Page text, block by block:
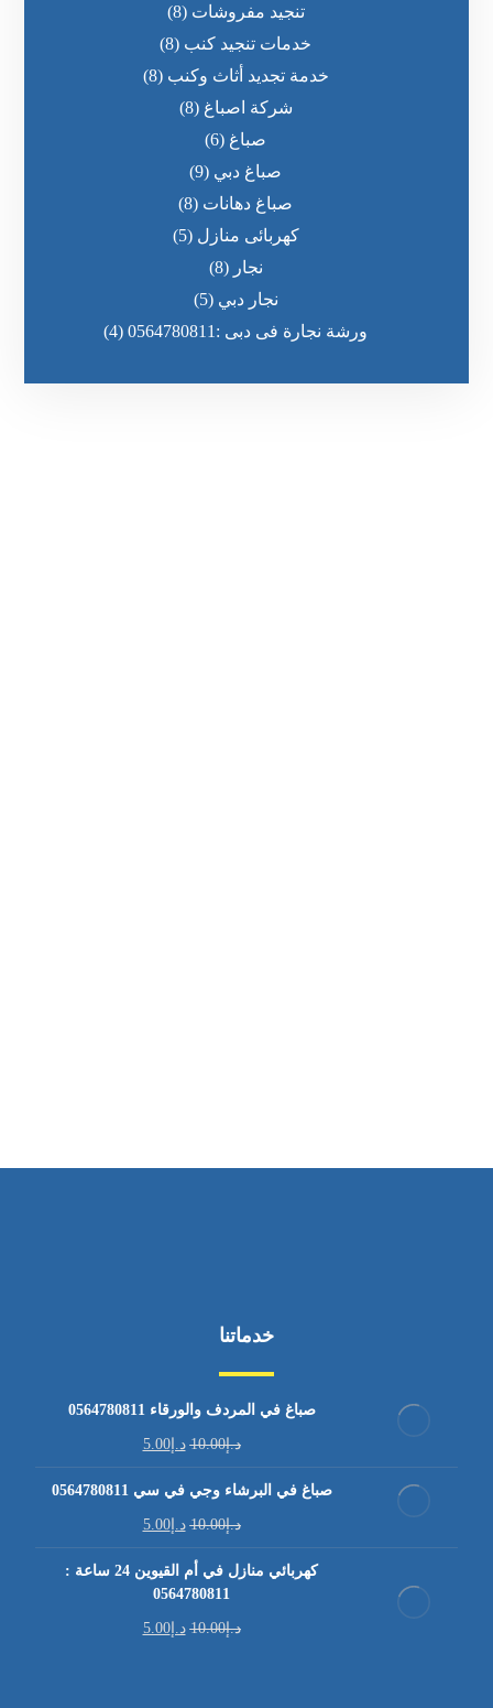
تنجيد مفروشات (8)
خدمات تنجيد كنب (8)
خدمة تجديد أثاث وكنب (8)
شركة اصباغ (8)
صباغ (6)
صباغ دبي (9)
صباغ دهانات (8)
كهربائى منازل (5)
نجار (8)
نجار دبي (5)
ورشة نجارة فى دبى :0564780811
(4)
خدماتنا
صباغ في المردف والورقاء 0564780811
د.إ10.00 د.إ5.00
صباغ في البرشاء وجي في سي 0564780811
د.إ10.00 د.إ5.00
كهربائي منازل في أم القيوين 24 ساعة :
0564780811
د.إ10.00 د.إ5.00